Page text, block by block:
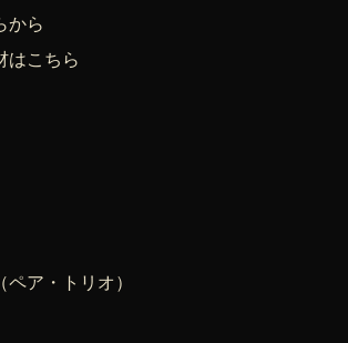
から
はこちら
ア・トリオ）